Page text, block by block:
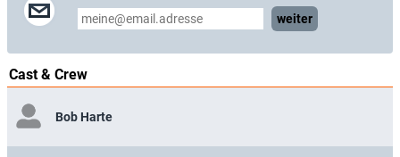
weiter
Cast & Crew
Bob Harte